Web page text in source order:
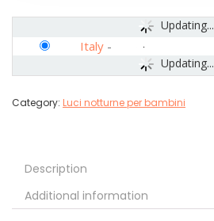
Updating...
Updating...
Italy -
Category: Luci notturne per bambini
Description
Additional information